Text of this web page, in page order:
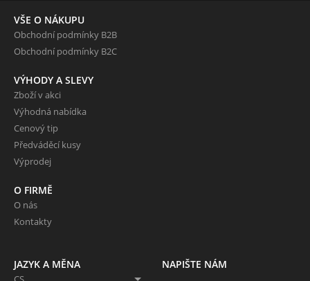
VŠE O NÁKUPU
Obchodní podmínky B2B
Obchodní podmínky B2C
VÝHODY A SLEVY
Zboží v akci
Výhodná nabídka
Cenový tip
Předváděcí kusy
Výprodej
O FIRMĚ
O nás
Kontakty
JAZYK A MĚNA NAPIŠTE NÁM